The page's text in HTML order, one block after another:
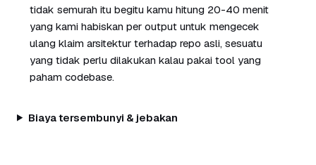
tidak semurah itu begitu kamu hitung 20-40 menit
yang kami habiskan per output untuk mengecek
ulang klaim arsitektur terhadap repo asli, sesuatu
yang tidak perlu dilakukan kalau pakai tool yang
paham codebase.
Biaya tersembunyi & jebakan